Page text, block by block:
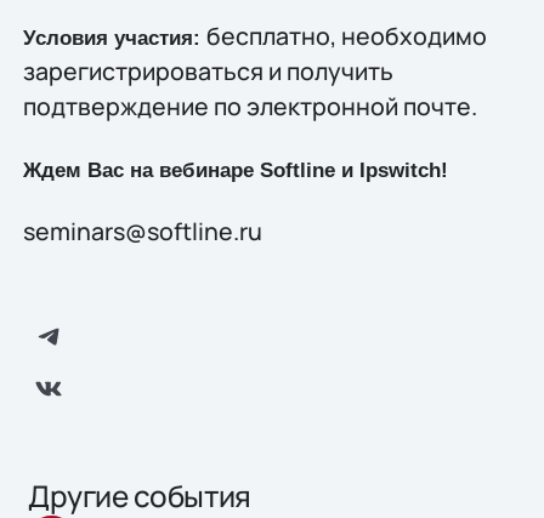
Условия участия: бесплатно, необходимо
зарегистрироваться и получить
подтверждение по электронной почте.
Ждем Вас на вебинаре Softline и Ipswitch!
seminars@softline.ru
Другие события